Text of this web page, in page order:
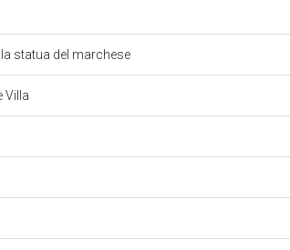
statua del marchese
Villa